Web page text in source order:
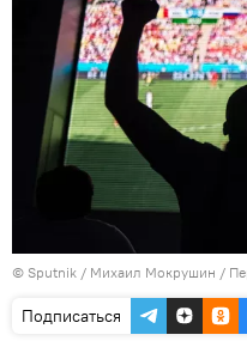
© Sputnik / Михаил Мокрушин /
Подписаться